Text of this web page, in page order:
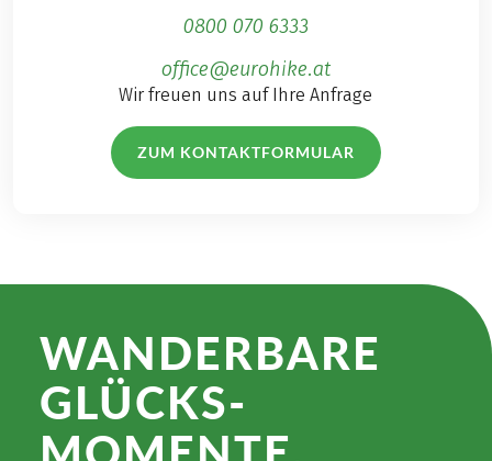
0800 070 6333
office@eurohike.at
Wir freuen uns auf Ihre Anfrage
ZUM KONTAKTFORMULAR
WANDER­BARE
GLÜCKS­